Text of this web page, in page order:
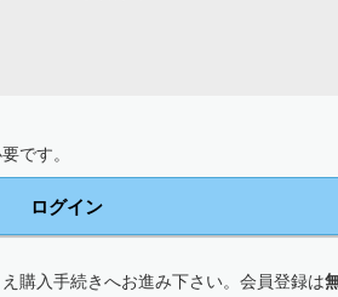
です。
ログイン
購入手続きへお進み下さい。会員登録は